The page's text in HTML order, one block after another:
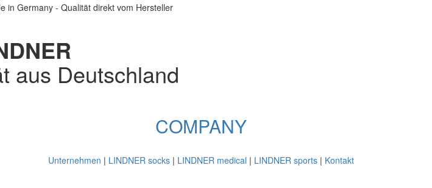
aus Deutschland
COMPANY
Unternehmen | LINDNER socks| LINDNER medical | LINDNER sports| Kontakt